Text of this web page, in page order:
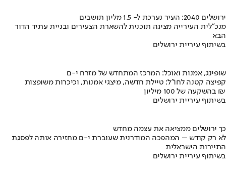
ירושלים 2040: העיר נערכת ל- 1.5 מליון תושבים
מנכ"לית העירייה מציגה תוכנית להשארת הצעירים ובניית עתיד הדור
הבא
בשיתוף עיריית ירושלים
שופינג, אמנות ואוכל: המרכז המתחדש של מזרח י-ם
קפיצה קטנה לחו"ל: טיילת חדשה, מיצגי אמנות, וכיכרות משופצות
בהשקעה של 100 מיליון ₪
בשיתוף עיריית ירושלים
כך ירושלים ממציאה את עצמה מחדש
לא רק קודש – המהפכה המודרנית שעוברת י-ם מחזירה אותה לפסגת
התיירות הישראלית
בשיתוף עיריית ירושלים